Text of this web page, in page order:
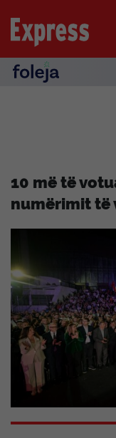
10 më të
numërimit të